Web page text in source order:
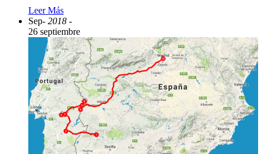
Leer Más
Sep- 2018 -
26 septiembre